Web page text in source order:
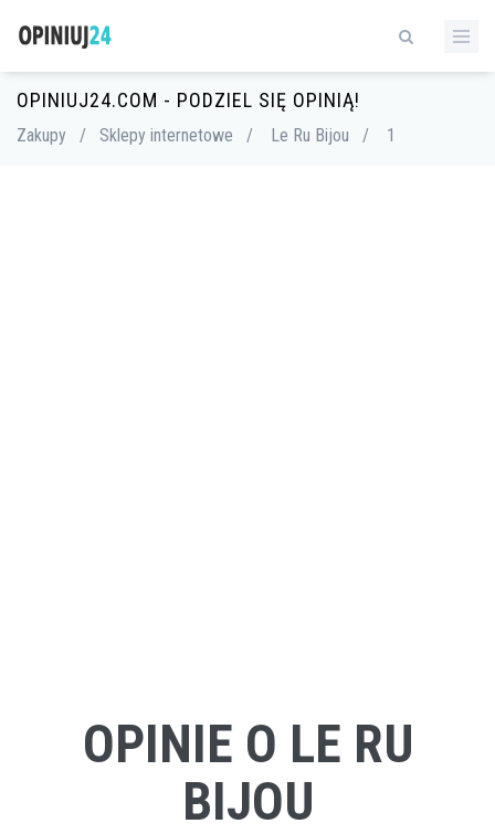
OPINIUJ24.COM - PODZIEL SIĘ OPINIĄ!
Zakupy / Sklepy internetowe / Le Ru Bijou / 1
OPINIE O LE RU
BIJOU